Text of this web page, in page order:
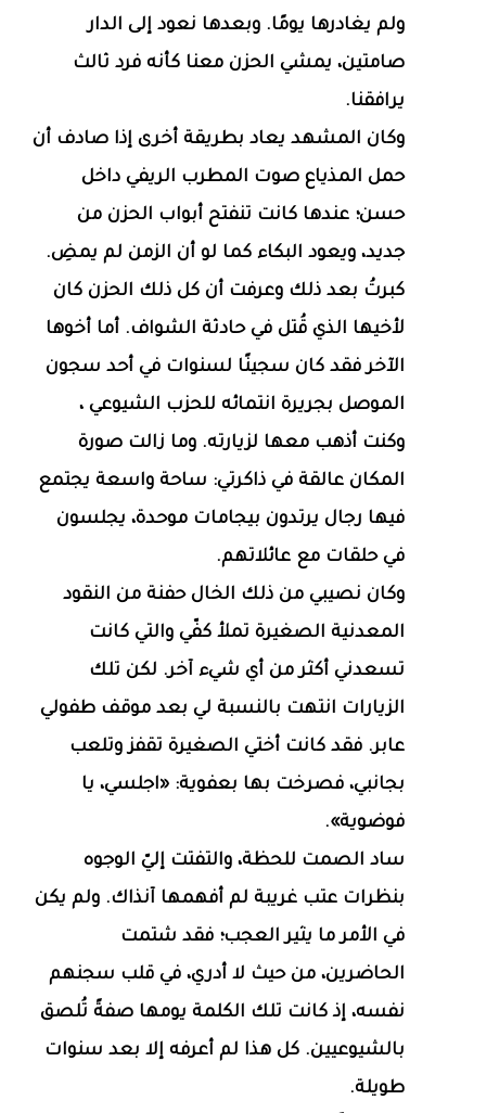
ولم يغادرها يومًا. وبعدها نعود إلى الدار
صامتين، يمشي الحزن معنا كأنه فرد ثالث
يرافقنا.
وكان المشهد يعاد بطريقة أخرى إذا صادف أن
حمل المذياع صوت المطرب الريفي داخل
حسن؛ عندها كانت تنفتح أبواب الحزن من
جديد، ويعود البكاء كما لو أن الزمن لم يمضِ.
كبرتُ بعد ذلك وعرفت أن كل ذلك الحزن كان
لأخيها الذي قُتل في حادثة الشواف. أما أخوها
الآخر فقد كان سجينًا لسنوات في أحد سجون
الموصل بجريرة انتمائه للحزب الشيوعي ،
وكنت أذهب معها لزيارته. وما زالت صورة
المكان عالقة في ذاكرتي: ساحة واسعة يجتمع
فيها رجال يرتدون بيجامات موحدة، يجلسون
في حلقات مع عائلاتهم.
وكان نصيبي من ذلك الخال حفنة من النقود
المعدنية الصغيرة تملأ كفّي والتي كانت
تسعدني أكثر من أي شيء آخر. لكن تلك
الزيارات انتهت بالنسبة لي بعد موقف طفولي
عابر. فقد كانت أختي الصغيرة تقفز وتلعب
بجانبي، فصرخت بها بعفوية: «اجلسي، يا
فوضوية».
ساد الصمت للحظة، والتفتت إليّ الوجوه
بنظرات عتب غريبة لم أفهمها آنذاك. ولم يكن
في الأمر ما يثير العجب؛ فقد شتمت
الحاضرين، من حيث لا أدري، في قلب سجنهم
نفسه، إذ كانت تلك الكلمة يومها صفةً تُلصق
بالشيوعيين. كل هذا لم أعرفه إلا بعد سنوات
طويلة.